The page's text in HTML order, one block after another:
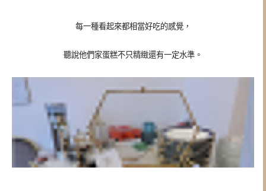
每一種看起來都相當好吃的感覺，
聽說他們家蛋糕不只精緻還有一定水準。